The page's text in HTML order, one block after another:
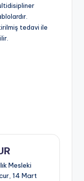
tedavi ile
Mesleki
14 Mart